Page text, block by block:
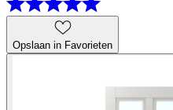
Opslaan in Favorieten